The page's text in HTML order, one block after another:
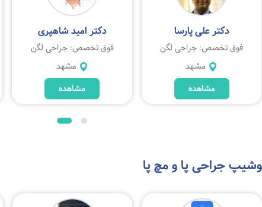
دکتر علی پارسا
فوق تخصص: جراحی لگن
مشهد
مشاهده
دکتر امید شاهپری
فوق تخصص: جراحی لگن
مشهد
مشاهده
جراحی پا و مچ پا